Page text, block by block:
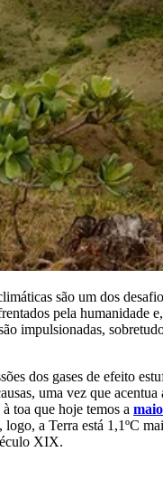
são um dos
pela humanidade e,
impulsionadas,
dos gases de efeito
uma vez que acentua
toa que hoje temos a
, logo, a Terra está 1,1ºC
XIX.